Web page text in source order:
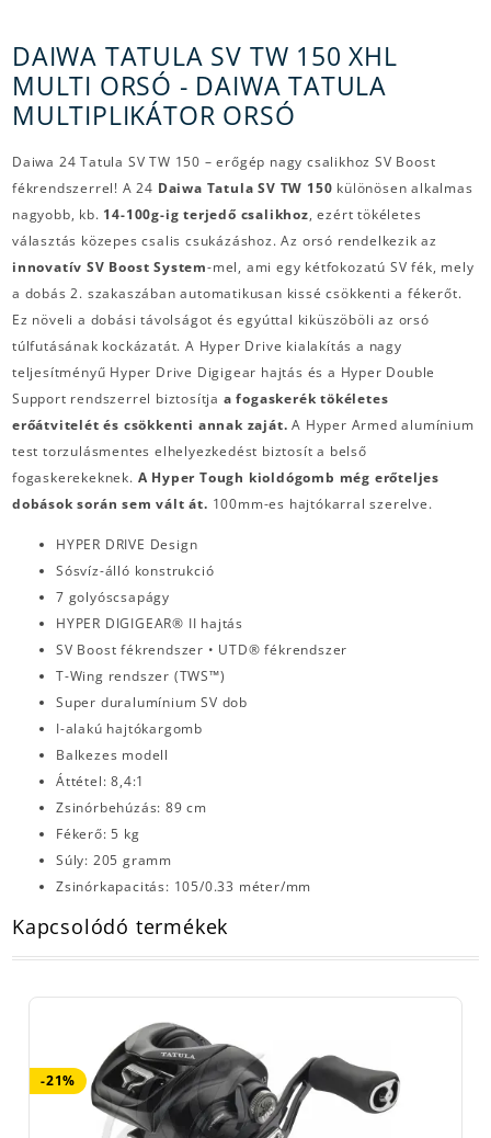
DAIWA TATULA SV TW 150 XHL
MULTI ORSÓ - DAIWA TATULA
MULTIPLIKÁTOR ORSÓ
Daiwa 24 Tatula SV TW 150 – erőgép nagy csalikhoz SV Boost
fékrendszerrel! A 24 Daiwa Tatula SV TW 150 különösen alkalmas
nagyobb, kb. 14-100g-ig terjedő csalikhoz, ezért tökéletes
választás közepes csalis csukázáshoz. Az orsó rendelkezik az
innovatív SV Boost System-mel, ami egy kétfokozatú SV fék, mely
a dobás 2. szakaszában automatikusan kissé csökkenti a fékerőt.
Ez növeli a dobási távolságot és egyúttal kiküszöböli az orsó
túlfutásának kockázatát. A Hyper Drive kialakítás a nagy
teljesítményű Hyper Drive Digigear hajtás és a Hyper Double
Support rendszerrel biztosítja a fogaskerék tökéletes
erőátvitelét és csökkenti annak zaját.A Hyper Armed alumínium
test torzulásmentes elhelyezkedést biztosít a belső
fogaskerekeknek. A Hyper Tough kioldógomb még erőteljes
dobások során sem vált át. 100mm-es hajtókarral szerelve.
HYPER DRIVE Design
Sósvíz-álló konstrukció
7 golyóscsapágy
HYPER DIGIGEAR® II hajtás
SV Boost fékrendszer • UTD® fékrendszer
T-Wing rendszer (TWS™)
Super duralumínium SV dob
I-alakú hajtókargomb
Balkezes modell
Áttétel: 8,4:1
Zsinórbehúzás: 89 cm
Fékerő: 5 kg
Súly: 205 gramm
Zsinórkapacitás: 105/0.33 méter/mm
Kapcsolódó termékek
-21%